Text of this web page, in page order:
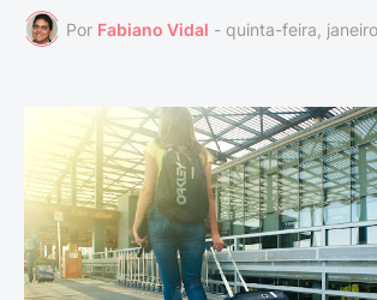
Por Fabiano Vidal - quinta-feira,